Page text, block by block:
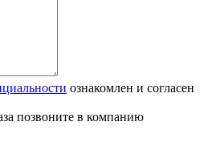
ознакомлен и согласен
позвоните в компанию